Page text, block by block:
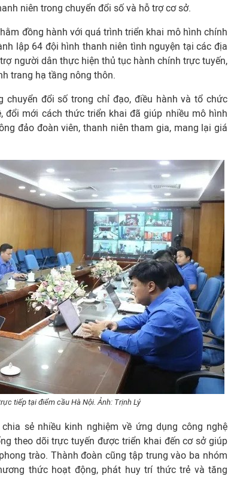
niên trong chuyển đổi số và hỗ trợ cơ sở.
đồng hành với quá trình triển khai mô hình chính
lập 64 đội hình thanh niên tình nguyện tại các địa
người dân thực hiện thủ tục hành chính trực tuyến,
trang hạ tầng nông thôn.
chuyển đổi số trong chỉ đạo, điều hành và tổ chức
đổi mới cách thức triển khai đã giúp nhiều mô hình
đảo đoàn viên, thanh niên tham gia, mang lại giá
tiếp tại điểm cầu Hà Nội. Ảnh: Trịnh Lý
sẻ nhiều kinh nghiệm về ứng dụng công nghệ
theo dõi trực tuyến được triển khai đến cơ sở giúp
trào. Thành đoàn cũng tập trung vào ba nhóm
thức hoạt động, phát huy trí thức trẻ và tăng